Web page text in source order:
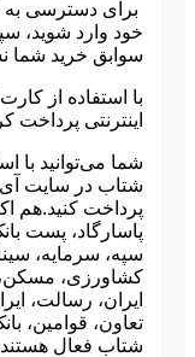
برای دسترسی به
خود وارد شوید،
سوابق خرید شما
با استفاده از
اینترنتی پرداخت
شما می‌توانید با
شتاب در سایت آی
پرداخت کنید.هم
پاسارگاد، پست
سپه، سرمایه،
کشاورزی، مسکن،
ایران، رسالت،
تعاون، قوامین،
شتاب فعال